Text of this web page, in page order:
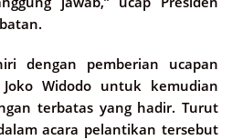
dengan pemberian ucapan
Widodo untuk kemudian
terbatas yang hadir. Turut
acara pelantikan tersebut